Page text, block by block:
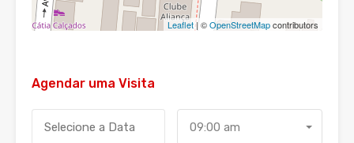
Leaflet| ©OpenStreetMapcontributors
Agendar uma Visita
09:00 am